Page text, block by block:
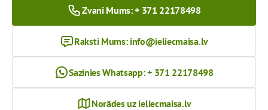
Zvani Mums: + 371 22178498
Raksti Mums: info@ieliecmaisa.lv
Sazinies Whatsapp: + 371 22178498
Norādes uz ieliecmaisa.lv